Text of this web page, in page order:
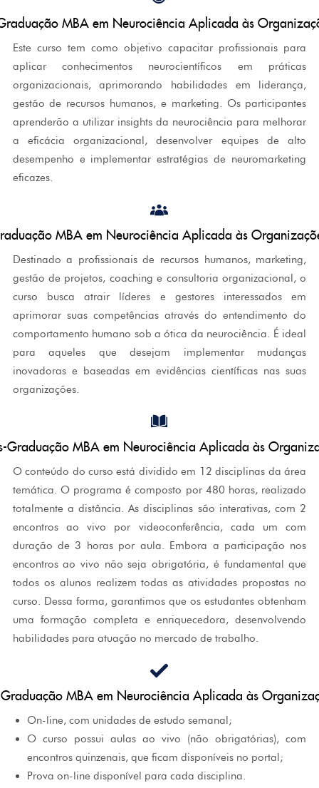
MBA em Neurociência Aplicada às
Este curso tem como objetivo capacitar profissionais para
aplicar conhecimentos neurocientíficos em práticas
organizacionais, aprimorando habilidades em liderança,
gestão de recursos humanos, e marketing. Os participantes
aprenderão a utilizar insights da neurociência para melhorar
a eficácia organizacional, desenvolver equipes de alto
desempenho e implementar estratégias de neuromarketing
eficazes.
MBA em Neurociência Aplicada às
Destinado a profissionais de recursos humanos, marketing,
gestão de projetos, coaching e consultoria organizacional, o
curso busca atrair líderes e gestores interessados em
aprimorar suas competências através do entendimento do
comportamento humano sob a ótica da neurociência. É ideal
para aqueles que desejam implementar mudanças
inovadoras e baseadas em evidências científicas nas suas
organizações.
Graduação MBA em Neurociência Aplicada às
O conteúdo do curso está dividido em 12 disciplinas da área
temática. O programa é composto por 480 horas, realizado
totalmente a distância. As disciplinas são interativas, com 2
encontros ao vivo por videoconferência, cada um com
duração de 3 horas por aula. Embora a participação nos
encontros ao vivo não seja obrigatória, é fundamental que
todos os alunos realizem todas as atividades propostas no
curso. Dessa forma, garantimos que os estudantes obtenham
uma formação completa e enriquecedora, desenvolvendo
habilidades para atuação no mercado de trabalho.
MBA em Neurociência Aplicada às
On-line, com unidades de estudo semanal;
O curso possui aulas ao vivo (não obrigatórias), com
encontros quinzenais, que ficam disponíveis no portal;
Prova on-line disponível para cada disciplina.